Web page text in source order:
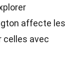
affecte les
celles avec